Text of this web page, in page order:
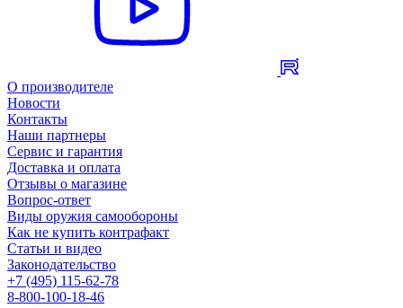
О производителе
Новости
Контакты
Наши партнеры
Сервис и гарантия
Доставка и оплата
Отзывы о магазине
Вопрос-ответ
Виды оружия самообороны
Как не купить контрафакт
Статьи и видео
Законодательство
+7 (495) 115-62-78
8-800-100-18-46